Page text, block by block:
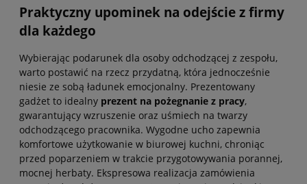
Praktyczny upominek na odejście z firmy
dla każdego
Wybierając podarunek dla osoby odchodzącej z zespołu,
warto postawić na rzecz przydatną, która jednocześnie
niesie ze sobą ładunek emocjonalny. Prezentowany
gadżet to idealny prezent na pożegnanie z pracy,
gwarantujący wzruszenie oraz uśmiech na twarzy
odchodzącego pracownika. Wygodne ucho zapewnia
komfortowe użytkowanie w biurowej kuchni, chroniąc
przed poparzeniem w trakcie przygotowywania porannej,
mocnej herbaty. Ekspresowa realizacja zamówienia